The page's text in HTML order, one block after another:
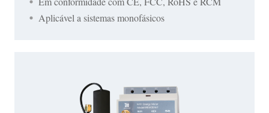
Aplicável a sistemas monofásicos